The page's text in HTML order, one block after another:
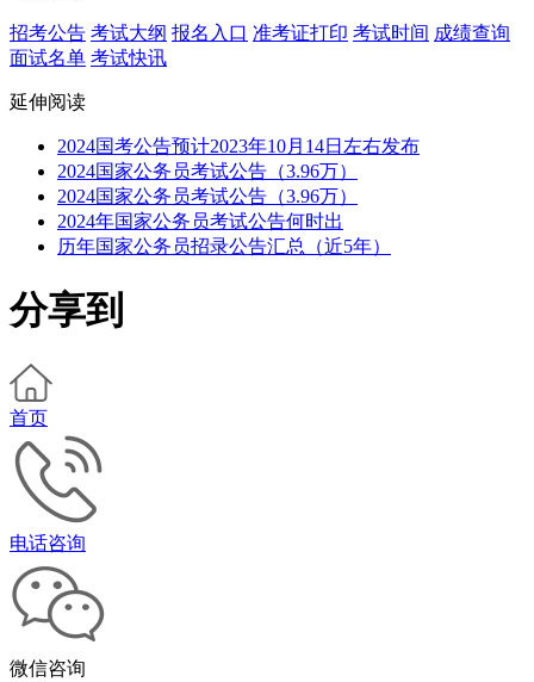
招考公告 考试大纲 报名入口 准考证打印 考试时间 成绩查询
面试名单 考试快讯
延伸阅读
2024国考公告预计2023年10月14日左右发布
2024国家公务员考试公告（3.96万）
2024国家公务员考试公告（3.96万）
2024年国家公务员考试公告何时出
历年国家公务员招录公告汇总（近5年）
分享到
首页
电话咨询
微信咨询